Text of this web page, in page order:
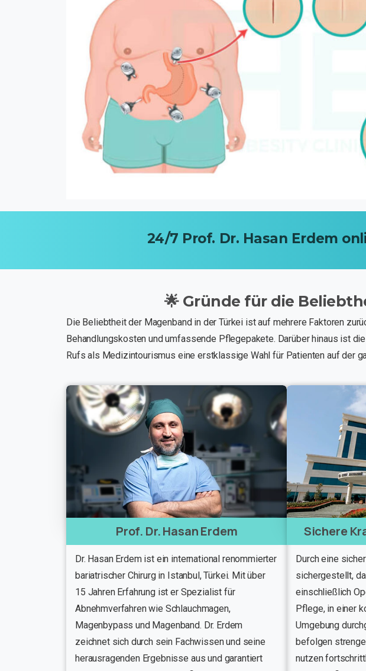
24/7 Prof. Dr. Hasan Erdem
🌟 Gründe für die
Die Beliebtheit der Magenband in der Türkei ist auf mehrere Faktoren
Behandlungskosten und umfassende Pflegepakete. Darüber hinaus ist
Rufs als Medizintourismus eine erstklassige Wahl für Patienten auf der
Prof. Dr. Hasan Erdem
Dr. Hasan Erdem ist ein international renommierter
bariatrischer Chirurg in Istanbul, Türkei. Mit über
15 Jahren Erfahrung ist er Spezialist für
Abnehmverfahren wie Schlauchmagen,
Magenbypass und Magenband. Dr. Erdem
zeichnet sich durch sein Fachwissen und seine
herausragenden Ergebnisse aus und garantiert
Sichere
Durch eine
sichergestellt,
einschließlich
Pflege, in einer
Umgebung
befolgen
nutzen